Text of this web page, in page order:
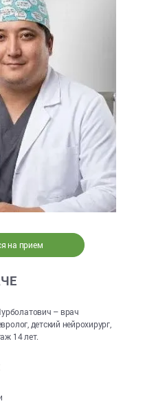
на прием
– врач
детский нейрохирург,
14 лет.